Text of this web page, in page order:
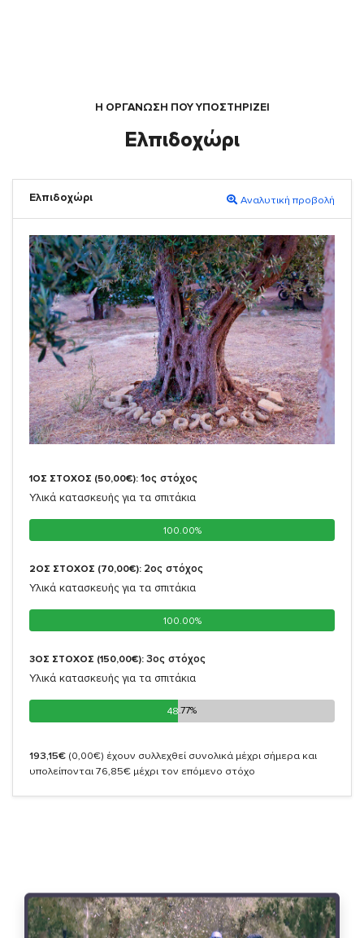
Η ΟΡΓΆΝΩΣΗ ΠΟΥ ΥΠΟΣΤΗΡΙΖΕΙ
Ελπιδοχώρι
Ελπιδοχώρι Αναλυτική προβολή
1ΟΣ ΣΤΟΧΟΣ (50,00€): 1ος στόχος
Υλικά κατασκευής για τα σπιτάκια
100.00%
100.00%
2ΟΣ ΣΤΟΧΟΣ (70,00€): 2oς στόχος
Υλικά κατασκευής για τα σπιτάκια
100.00%
100.00%
3ΟΣ ΣΤΟΧΟΣ (150,00€): 3oς στόχος
Υλικά κατασκευής για τα σπιτάκια
48.77%
48.77%
193,15€ (0,00€) έχουν συλλεχθεί συνολικά μέχρι σήμερα και
υπολείπονται 76,85€ μέχρι τον επόμενο στόχο